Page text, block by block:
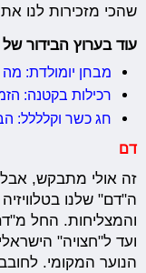
שהכי מזכירות לנו
עוד בערוץ הבידור של
מבחן יומולדת: מה
רכילות בקטנה:
חג כשר וקלללל:
דם
זה אולי מתבקש,
ה"דם" שלנו
והמצליחות. החל
ועד ל"חצויה"
הנוער המקומי.